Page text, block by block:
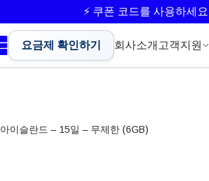
⚡ 쿠폰 코드를 사용하세요
요금제 확인하기 회사소개 고객지원
아이슬란드 – 15일 – 무제한 (6GB)